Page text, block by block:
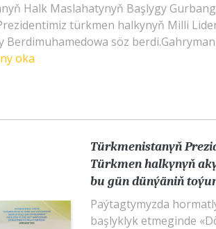
Halk Maslahatynyň Başlygy
türkmen halkynyň Milli
Berdimuhamedowa söz
oka
Türkmenistanyň
Türkmen halkynyň
bu gün dünýäniň
Paýtagtymyzda
başlyklyk etmeginde